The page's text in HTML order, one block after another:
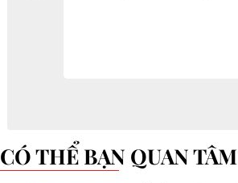
CÓ THỂ BẠN QUAN TÂM